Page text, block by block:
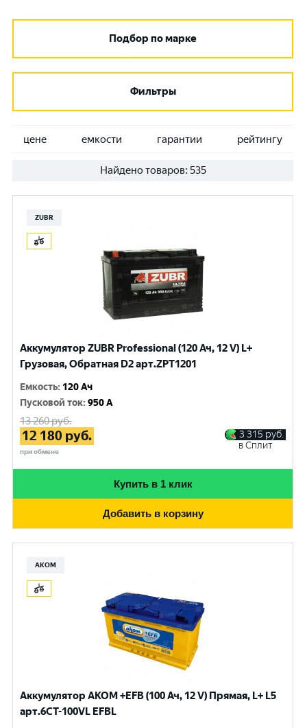
Подбор по марке
Фильтры
цене емкости гарантии рейтингу
Найдено товаров: 535
ZUBR
Аккумулятор ZUBR Professional (120 Ач, 12 V) L+
Грузовая, Обратная D2 арт.ZPT1201
Емкость: 120 Ач
Пусковой ток:950 A
13 260руб.
12 180 руб.
при обмене
3 315 руб.
в Сплит
Купить в 1 клик
Добавить в корзину
АКОМ
Аккумулятор AKOM +EFB (100 Ач, 12 V) Прямая, L+ L5
арт.6СТ-100VL EFBL